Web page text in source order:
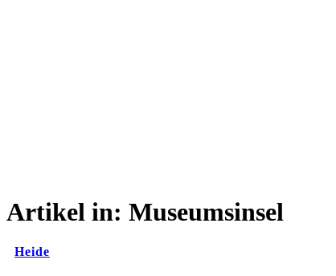
Artikel in: Museumsinsel
Heide